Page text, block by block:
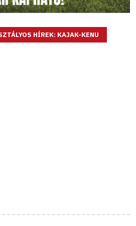
HÍREK: KAJAK-KENU